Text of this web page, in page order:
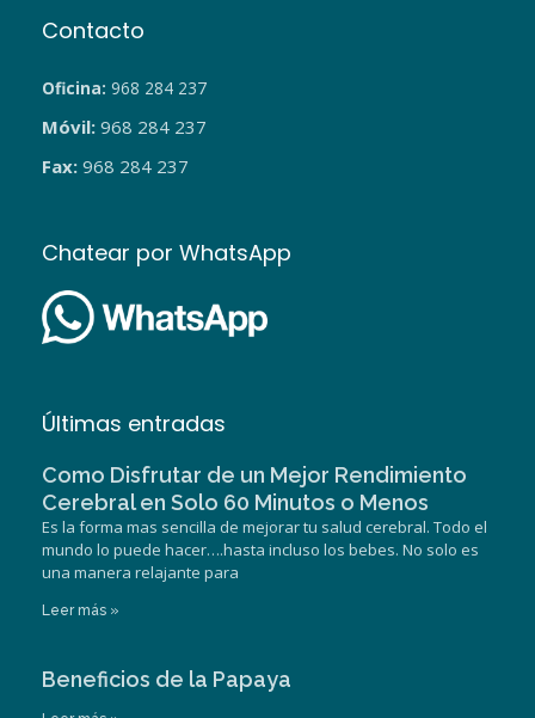
Contacto
Oficina: 968 284 237
Móvil: 968 284 237
Fax: 968 284 237
Chatear por WhatsApp
Últimas entradas
Como Disfrutar de un Mejor Rendimiento
Cerebral en Solo 60 Minutos o Menos
Es la forma mas sencilla de mejorar tu salud cerebral. Todo el
mundo lo puede hacer….hasta incluso los bebes. No solo es
una manera relajante para
Leer más »
Beneficios de la Papaya